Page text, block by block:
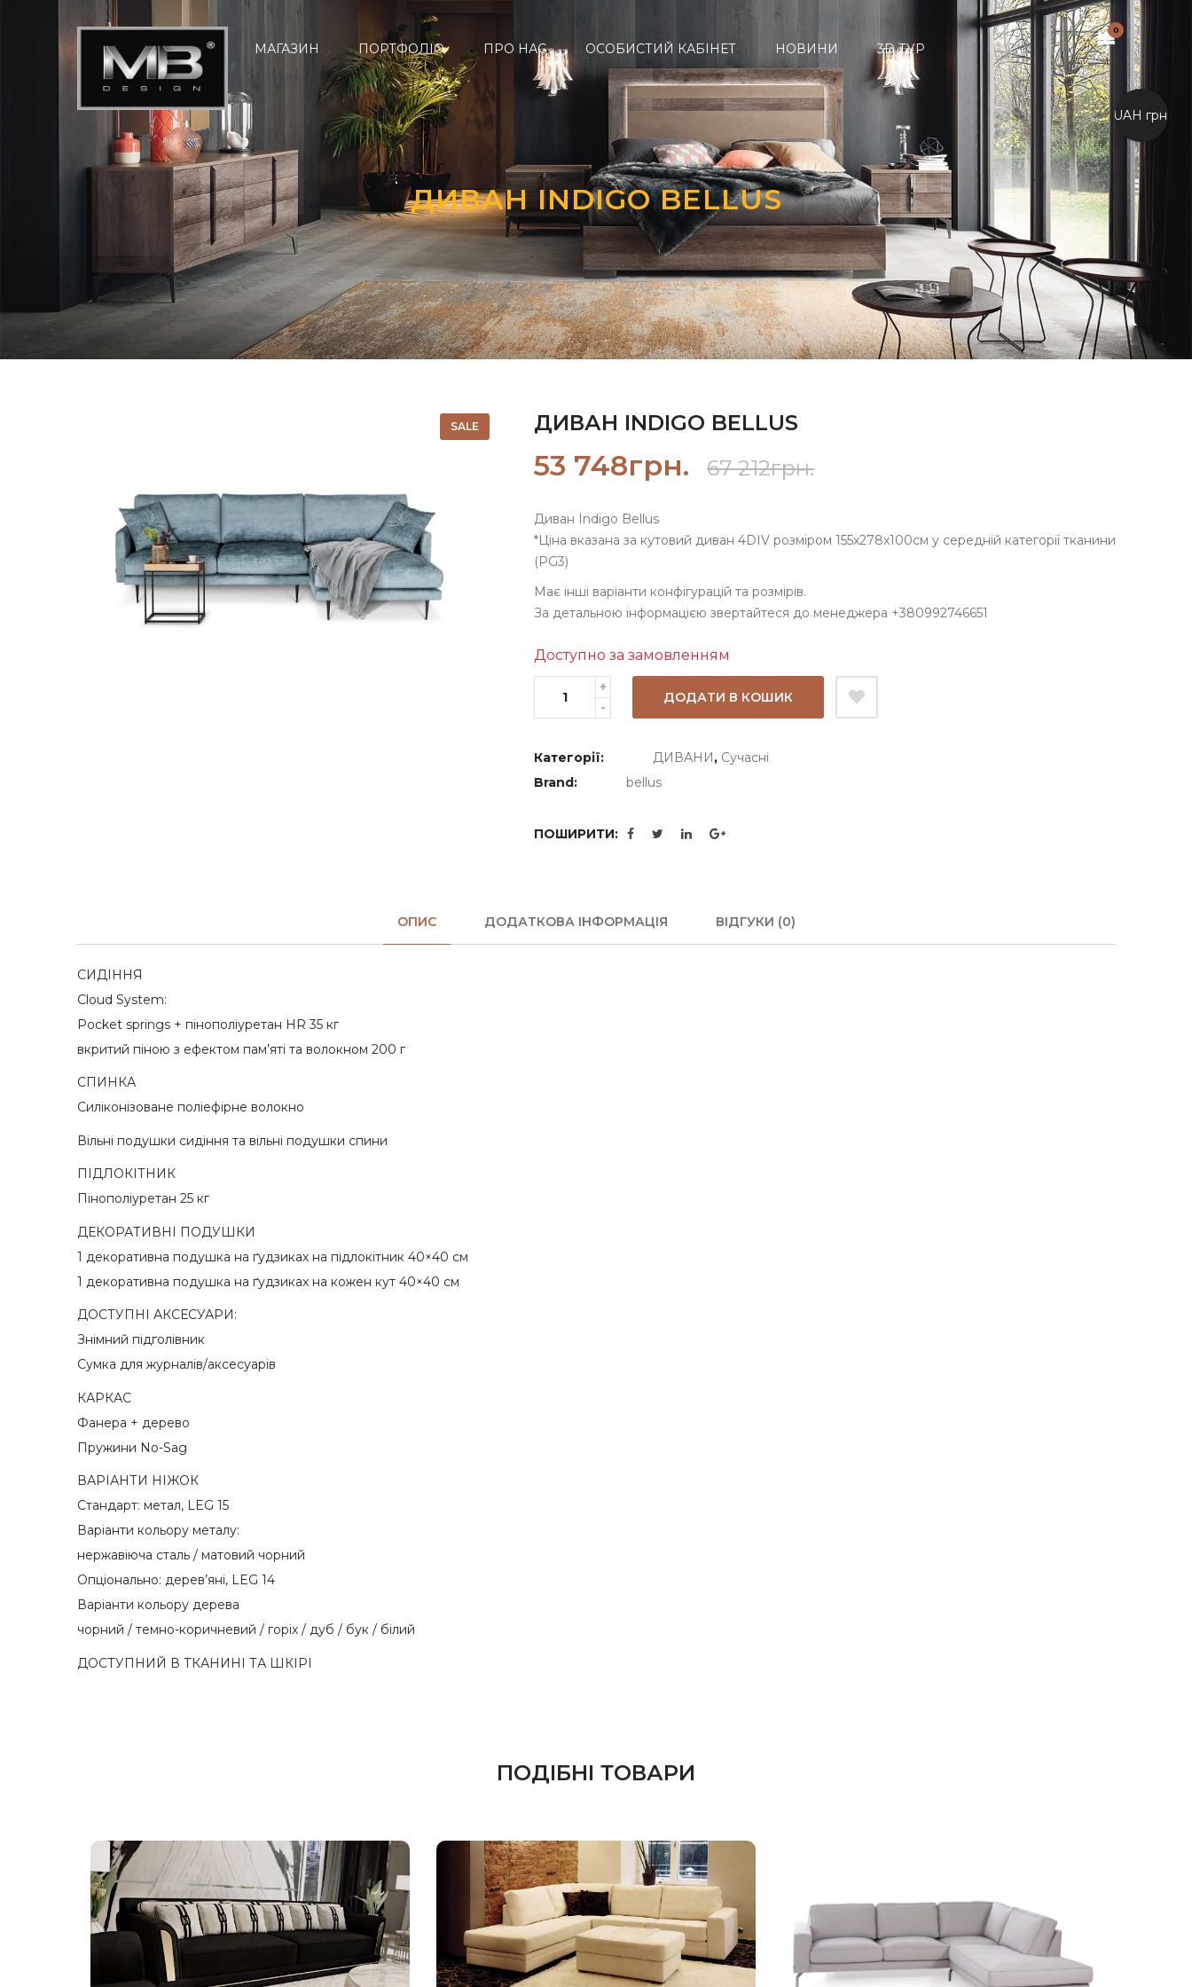
МАГАЗИН ПОРТФОЛІО ПРО НАС ОСОБИСТИЙ КАБІНЕТ НОВИНИ 3D ТУР
0
ДИВАН INDIGO BELLUS
SALE
ДИВАН INDIGO BELLUS
67 212грн.
212грн..
53 748грн.
748грн..
Диван Indigo Bellus
*Ціна вказана за кутовий диван 4DIV розміром 155x278x100см у середній категорії тканини
(PG3)
Має інші варіанти конфігурацій та розмірів.
За детальною інформацією звертайтеся до менеджера +380992746651
Доступно за замовленням
ДОДАТИ В КОШИК
Категорії: ДИВАНИ, Сучасні
Brand:
bellus
ПОШИРИТИ:
ОПИС ДОДАТКОВА ІНФОРМАЦІЯ ВІДГУКИ (0)
СИДІННЯ
Cloud System:
Pocket springs + пінополіуретан HR 35 кг
вкритий піною з ефектом пам’яті та волокном 200 г
СПИНКА
Силіконізоване поліефірне волокно
Вільні подушки сидіння та вільні подушки спини
ПІДЛОКІТНИК
Пінополіуретан 25 кг
ДЕКОРАТИВНІ ПОДУШКИ
1 декоративна подушка на ґудзиках на підлокітник 40×40 см
1 декоративна подушка на ґудзиках на кожен кут 40×40 см
ДОСТУПНІ АКСЕСУАРИ:
Знімний підголівник
Сумка для журналів/аксесуарів
КАРКАС
Фанера + дерево
Пружини No-Sag
ВАРІАНТИ НІЖОК
Стандарт: метал, LEG 15
Варіанти кольору металу:
нержавіюча сталь / матовий чорний
Опціонально: дерев’яні, LEG 14
Варіанти кольору дерева
чорний / темно-коричневий / горіх / дуб / бук / білий
ДОСТУПНИЙ В ТКАНИНІ ТА ШКІРІ
ПОДІБНІ ТОВАРИ
UAH грн.